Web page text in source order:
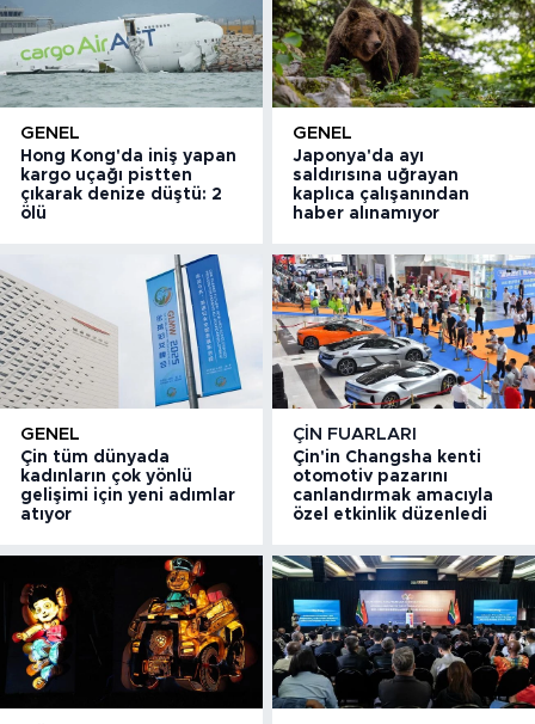
GENEL
Hong Kong'da iniş yapan
kargo uçağı pistten
çıkarak denize düştü: 2
ölü
GENEL
Japonya'da ayı
saldırısına uğrayan
kaplıca çalışanından
haber alınamıyor
GENEL
Çin tüm dünyada
kadınların çok yönlü
gelişimi için yeni adımlar
atıyor
ÇIN FUARLARI
Çin'in Changsha kenti
otomotiv pazarını
canlandırmak amacıyla
özel etkinlik düzenledi